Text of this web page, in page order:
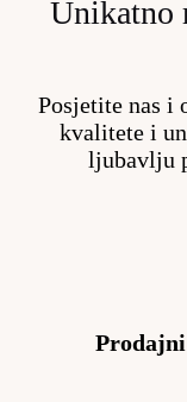
Unikatno
Posjetite nas i
kvalitete i
ljubavlju